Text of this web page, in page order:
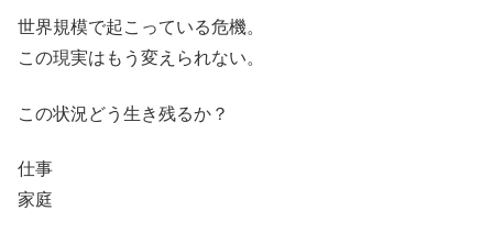
世界規模で起こっている危機。
この現実はもう変えられない。
この状況どう生き残るか？
仕事
家庭